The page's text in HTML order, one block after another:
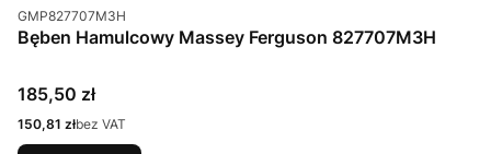
Kod produktu
GMP827707M3H
Bęben Hamulcowy Massey Ferguson 827707M3H
Cena
185,50 zł
Cena
150,81 złbez VAT